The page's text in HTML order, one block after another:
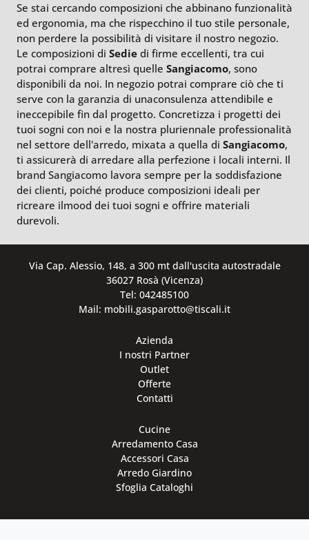
Se stai cercando composizioni che abbinano funzionalità
ed ergonomia, ma che rispecchino il tuo stile personale,
non perdere la possibilità di visitare il nostro negozio.
Le composizioni di Sedie di firme eccellenti, tra cui
potrai comprare altresì quelle Sangiacomo, sono
disponibili da noi. In negozio potrai comprare ciò che ti
serve con la garanzia di unaconsulenza attendibile e
ineccepibile fin dal progetto. Concretizza i progetti dei
tuoi sogni con noi e la nostra pluriennale professionalità
nel settore dell'arredo, mixata a quella di Sangiacomo,
ti assicurerà di arredare alla perfezione i locali interni. Il
brand Sangiacomo lavora sempre per la soddisfazione
dei clienti, poiché produce composizioni ideali per
ricreare ilmood dei tuoi sogni e offrire materiali
durevoli.
Via Cap. Alessio, 148, a 300 mt dall'uscita autostradale
36027 Rosà (Vicenza)
Tel: 042485100
Mail: mobili.gasparotto@tiscali.it
Azienda
I nostri Partner
Outlet
Offerte
Contatti
Cucine
Arredamento Casa
Accessori Casa
Arredo Giardino
Sfoglia Cataloghi